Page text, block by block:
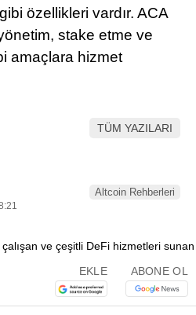
Telegram
özellikleri vardır. ACA
stake etme ve
amaçlara hizmet
TÜM YAZILARI
Altcoin Rehberleri
EKLE ABONE OL